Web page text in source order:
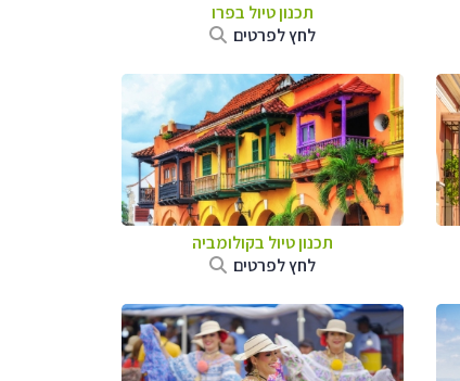
תכנון טיול בפרו
לחץ לפרטים
תכנון טיול בקולומביה
לחץ לפרטים